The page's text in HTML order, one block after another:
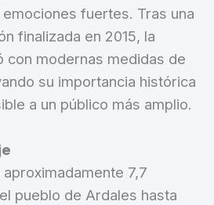
fuertes. Tras una
finalizada en 2015, la
con modernas medidas de
su importancia histórica
a un público más amplio.
7,7
pueblo de Ardales hasta